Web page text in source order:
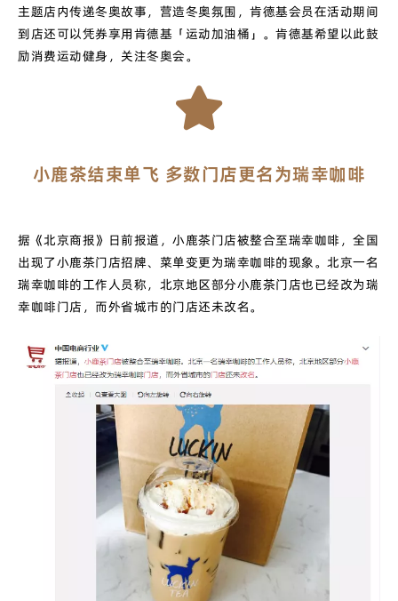
主题店内传递冬奥故事，营造冬奥氛围，肯德基会员在活动期间
到店还可以凭券享用肯德基「运动加油桶」。肯德基希望以此鼓
励消费运动健身，关注冬奥会。
小鹿茶结束单飞 多数门店更名为瑞幸咖啡
据《北京商报》日前报道，小鹿茶门店被整合至瑞幸咖啡，全国
出现了小鹿茶门店招牌、菜单变更为瑞幸咖啡的现象。北京一名
瑞幸咖啡的工作人员称，北京地区部分小鹿茶门店也已经改为瑞
幸咖啡门店，而外省城市的门店还未改名。